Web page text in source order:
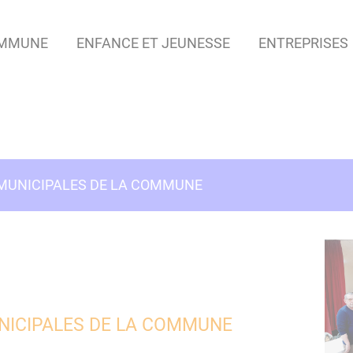
ENFANCE ET JEUNESSE ENTREPRISES
DE LA COMMUNE
DE LA COMMUNE